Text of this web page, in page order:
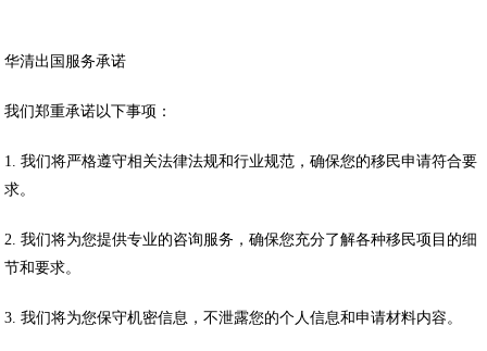
华清出国服务承诺
我们郑重承诺以下事项：
1. 我们将严格遵守相关法律法规和行业规范，确保您的移民申请符合要
求。
2. 我们将为您提供专业的咨询服务，确保您充分了解各种移民项目的细
节和要求。
3. 我们将为您保守机密信息，不泄露您的个人信息和申请材料内容。